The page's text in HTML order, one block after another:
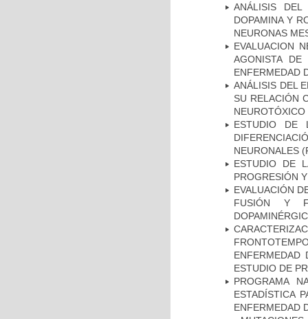
ANÁLISIS
DOPAMINA Y
NEURONAS
EVALUACION
AGONISTA
ENFERMEDAD
ANÁLISIS DEL
SU RELACIÓN
NEUROTÓXICO
ESTUDIO DE
NEURONALES
ESTUDIO DE
PROGRESIÓN
EVALUACIÓN
FUSIÓN Y
ENFERMEDAD
ESTUDIO DE
PROGRAMA
ESTADÍSTICA
ENFERMEDAD